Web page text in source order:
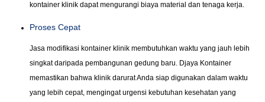
kontainer klinik dapat mengurangi biaya material dan tenaga kerja.
Proses Cepat
Jasa modifikasi kontainer klinik membutuhkan waktu yang jauh lebih
singkat daripada pembangunan gedung baru. Djaya Kontainer
memastikan bahwa klinik darurat Anda siap digunakan dalam waktu
yang lebih cepat, mengingat urgensi kebutuhan kesehatan yang